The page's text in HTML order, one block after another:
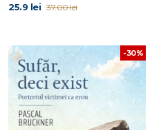
25.9 lei 37.00 lei
-30%